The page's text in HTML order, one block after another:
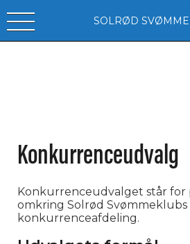
SOLRØD
Konkurrenceudvalg
Konkurrenceudvalget står for
omkring Solrød Svømmeklubs
konkurrenceafdeling.